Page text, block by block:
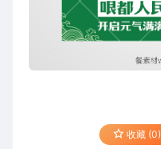
收藏 (0)